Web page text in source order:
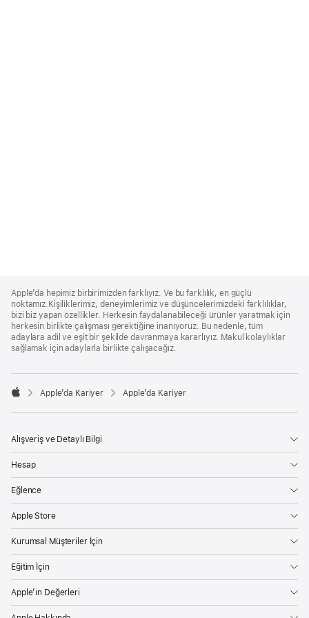
Footer
Apple’da hepimiz birbirimizden farklıyız. Ve bu farklılık, en güçlü
noktamız.Kişiliklerimiz, deneyimlerimiz ve düşüncelerimizdeki farklılıklar,
bizi biz yapan özellikler. Herkesin faydalanabileceği ürünler yaratmak için
herkesin birlikte çalışması gerektiğine inanıyoruz. Bu nedenle, tüm
adaylara adil ve eşit bir şekilde davranmaya kararlıyız. Makul kolaylıklar
sağlamak için adaylarla birlikte çalışacağız.

Apple’da Kariyer Apple’da Kariyer
Alışveriş ve Detaylı Bilgi
Hesap
Eğlence
Apple Store
Kurumsal Müşteriler İçin
Eğitim İçin
Apple’ın Değerleri